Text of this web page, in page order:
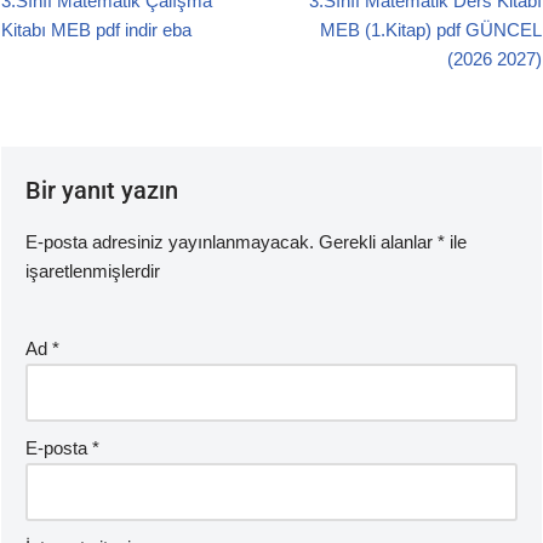
b
A
Kitabı MEB pdf indir eba
MEB (1.Kitap) pdf GÜNCEL
(2026 2027)
Bir yanıt yazın
E-posta adresiniz yayınlanmayacak. Gerekli alanlar * ile
işaretlenmişlerdir
Ad *
E-posta *